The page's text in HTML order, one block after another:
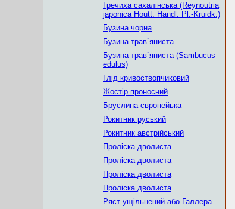
Гречиха сахалінська (Reynoutria
japonica Houtt. Handl. Pl.-Kruidk.)
Бузина чорна
Бузина трав`яниста
Бузина трав`яниста (Sambucus
edulus)
Глід кривоствопчиковий
Жостір проносний
Бруслина європейька
Рокитник руський
Рокитник австрійський
Проліска дволиста
Проліска дволиста
Проліска дволиста
Проліска дволиста
Ряст ущільнений або Галлера